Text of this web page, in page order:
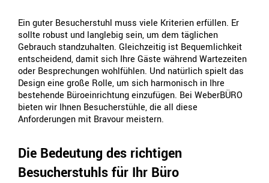
Ein guter Besucherstuhl muss viele Kriterien erfüllen. Er
sollte robust und langlebig sein, um dem täglichen
Gebrauch standzuhalten. Gleichzeitig ist Bequemlichkeit
entscheidend, damit sich Ihre Gäste während Wartezeiten
oder Besprechungen wohlfühlen. Und natürlich spielt das
Design eine große Rolle, um sich harmonisch in Ihre
bestehende Büroeinrichtung einzufügen. Bei WeberBÜRO
bieten wir Ihnen Besucherstühle, die all diese
Anforderungen mit Bravour meistern.
Die Bedeutung des richtigen
Besucherstuhls für Ihr Büro